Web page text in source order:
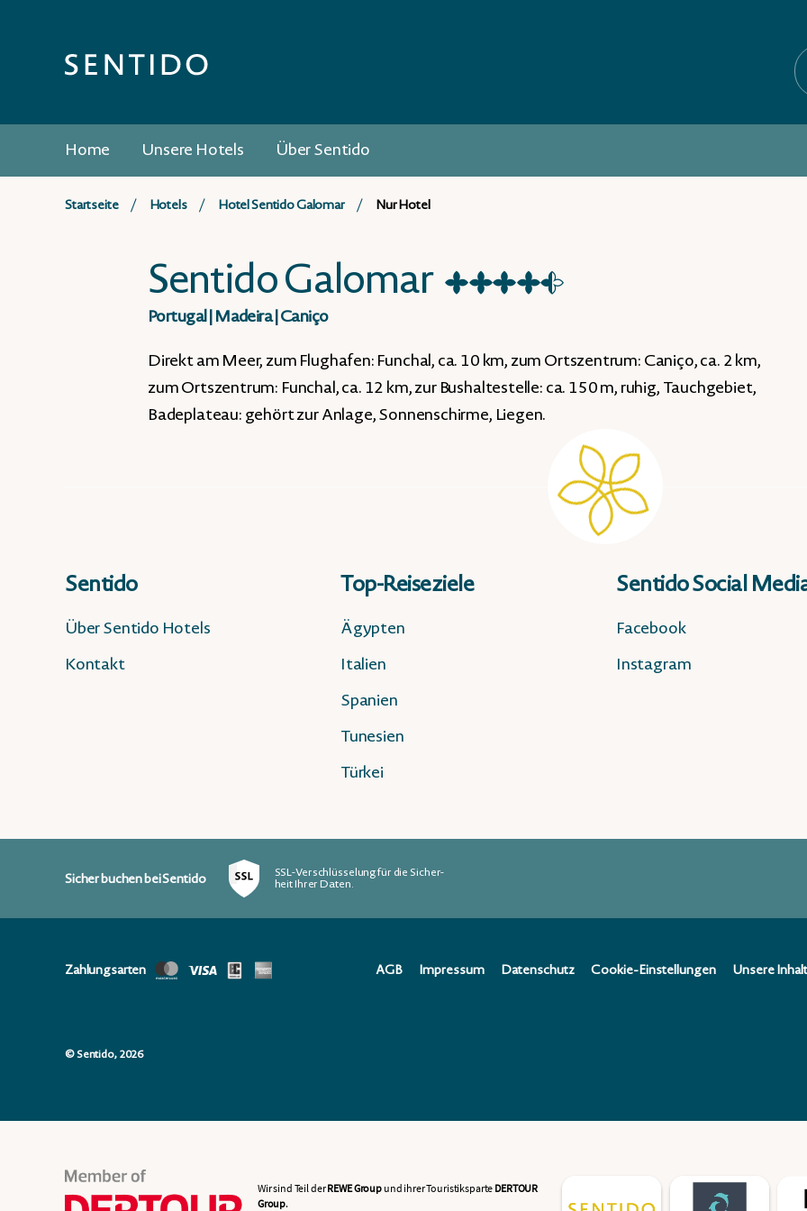
Home Unsere Hotels Über Sentido
Startseite Hotels Hotel Sentido Galomar Nur Hotel
Sentido Galomar ★★★★☆
Portugal|Madeira|Caniço
Direkt am Meer, zum Flughafen: Funchal, ca. 10 km, zum Ortszentrum: Caniço, ca. 2 km,
zum Ortszentrum: Funchal, ca. 12 km, zur Bushaltestelle: ca. 150 m, ruhig, Tauchgebiet,
Badeplateau: gehört zur Anlage, Sonnenschirme, Liegen.
Sentido
Über Sentido Hotels
Kontakt
Top-Reiseziele
Ägypten
Italien
Spanien
Tunesien
Türkei
Sentido Social
Facebook
Instagram
Sicher buchen bei Sentido SSL-Verschlüsselung für die Sicher­
heit Ihrer Daten.
Zahlungsarten AGB Impressum Datenschutz Cookie-Einstellungen Unsere
© Sentido, 2026
Wir sind Teil derREWE Groupund ihrer Touristiksparte DERTOUR
Group.